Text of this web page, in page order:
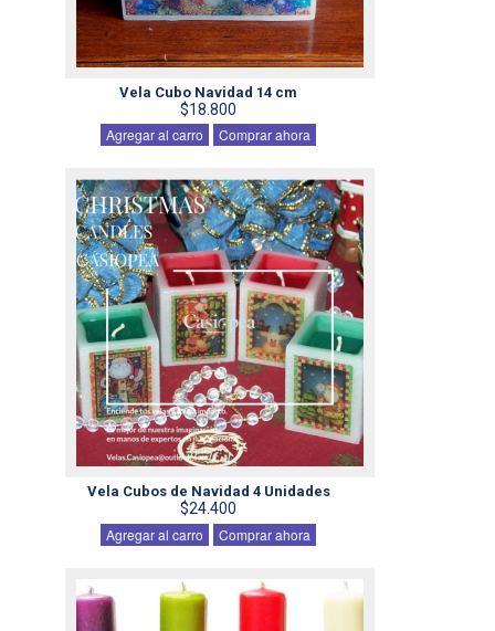
Vela Cubo Navidad 14 cm
$18.800
Agregar al carro Comprar ahora
Vela Cubos de Navidad 4 Unidades
$24.400
Agregar al carro Comprar ahora